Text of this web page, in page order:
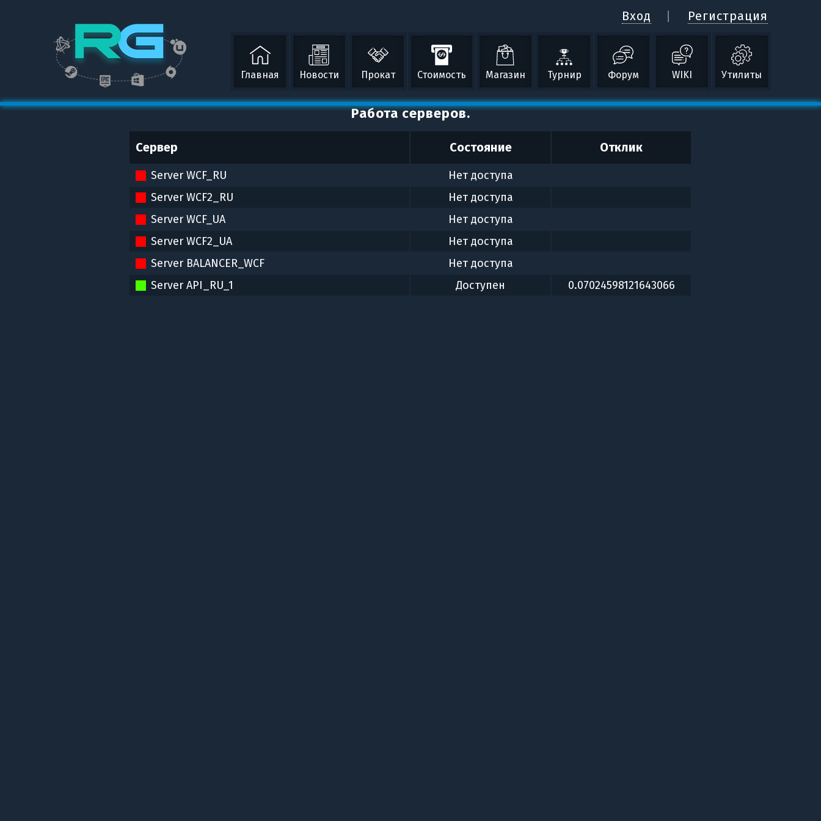
Вход Регистрация
Главная Новости Прокат Стоимость Магазин Турнир Форум WIKI Утилиты
Работа серверов.
Сервер Состояние Отклик
Server WCF_RU
Нет доступа
Server WCF2_RU
Нет доступа
Server WCF_UA
Нет доступа
Server WCF2_UA
Нет доступа
Server BALANCER_WCF
Нет доступа
Server API_RU_1
Доступен 0.07024598121643066